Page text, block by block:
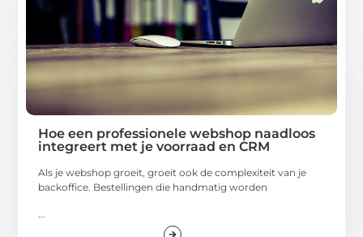
Hoe een professionele webshop naadloos
integreert met je voorraad en CRM
Als je webshop groeit, groeit ook de complexiteit van je
backoffice. Bestellingen die handmatig worden